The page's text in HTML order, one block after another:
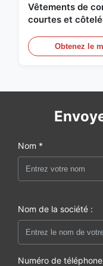
Vêtements de
courtes et
Obtenez le
Nom *
Nom de la société :
Numéro de téléphone